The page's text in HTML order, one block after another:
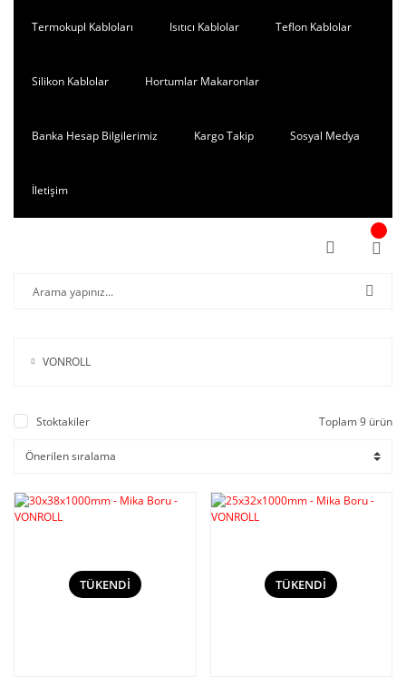
Termokupl Kabloları Isıtıcı Kablolar Teflon Kablolar
Silikon Kablolar Hortumlar Makaronlar
Banka Hesap Bilgilerimiz Kargo Takip Sosyal Medya
İletişim
VONROLL
Stoktakiler Toplam 9 ürün
TÜKENDİ TÜKENDİ